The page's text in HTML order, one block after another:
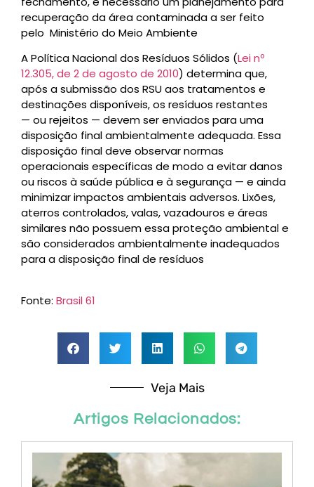
recuperação da área contaminada a ser feito
pelo Ministério do Meio Ambiente
A Política Nacional dos Resíduos Sólidos (Lei nº
12.305, de 2 de agosto de 2010) determina que,
após a submissão dos RSU aos tratamentos e
destinações disponíveis, os resíduos restantes
— ou rejeitos — devem ser enviados para uma
disposição final ambientalmente adequada. Essa
disposição final deve observar normas
operacionais específicas de modo a evitar danos
ou riscos à saúde pública e à segurança — e ainda
minimizar impactos ambientais adversos. Lixões,
aterros controlados, valas, vazadouros e áreas
similares não possuem essa proteção ambiental e
são considerados ambientalmente inadequados
para a disposição final de resíduos
Fonte: Brasil 61
Veja Mais
Artigos Relacionados: